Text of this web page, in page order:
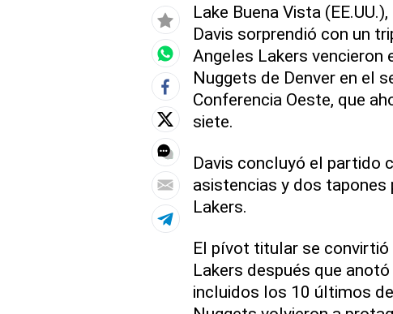
Lake Buena Vista
Davis sorprendió con un
Angeles Lakers
Nuggets de Denver en el
Conferencia Oeste, que
siete.
Davis concluyó el partido
asistencias y dos
Lakers.
El pívot titular se
Lakers después que
incluidos los 10 últimos